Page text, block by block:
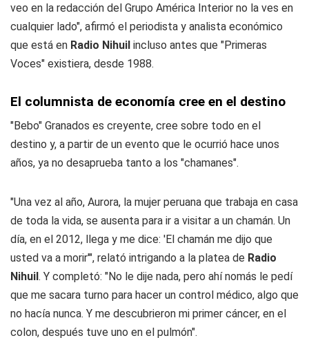
veo en la redacción del Grupo América Interior no la ves en
cualquier lado", afirmó el periodista y analista económico
que está en Radio Nihuil incluso antes que "Primeras
Voces" existiera, desde 1988.
El columnista de economía cree en el destino
"Bebo" Granados es creyente, cree sobre todo en el
destino y, a partir de un evento que le ocurrió hace unos
años, ya no desaprueba tanto a los "chamanes".
"Una vez al año, Aurora, la mujer peruana que trabaja en casa
de toda la vida, se ausenta para ir a visitar a un chamán. Un
día, en el 2012, llega y me dice: 'El chamán me dijo que
usted va a morir'", relató intrigando a la platea de Radio
Nihuil. Y completó: "No le dije nada, pero ahí nomás le pedí
que me sacara turno para hacer un control médico, algo que
no hacía nunca. Y me descubrieron mi primer cáncer, en el
colon, después tuve uno en el pulmón".